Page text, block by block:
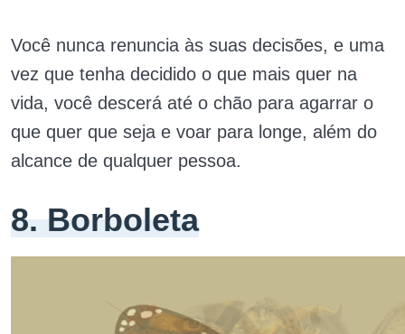
Você nunca renuncia às suas decisões, e uma
vez que tenha decidido o que mais quer na
vida, você descerá até o chão para agarrar o
que quer que seja e voar para longe, além do
alcance de qualquer pessoa.
8. Borboleta